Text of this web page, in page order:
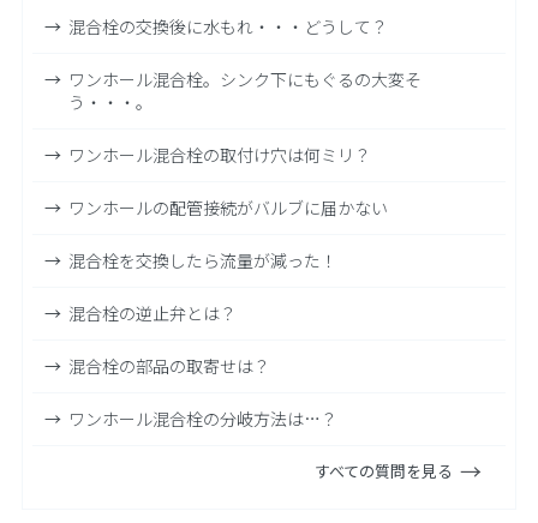
混合栓の交換後に水もれ・・・どうして？
ワンホール混合栓。シンク下にもぐるの大変そ
う・・・。
ワンホール混合栓の取付け穴は何ミリ？
ワンホールの配管接続がバルブに届かない
混合栓を交換したら流量が減った！
混合栓の逆止弁とは？
混合栓の部品の取寄せは？
ワンホール混合栓の分岐方法は…？
すべての質問を見る